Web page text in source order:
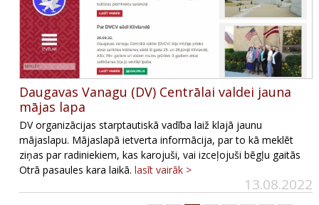
Daugavas Vanagu (DV) Centrālai valdei jauna
mājas lapa
DV organizācijas starptautiskā vadība laiž klajā jaunu
mājaslapu. Mājaslapā ietverta informācija, par to kā meklēt
ziņas par radiniekiem, kas karojuši, vai izceļojuši bēgļu gaitās
Otrā pasaules kara laikā. lasīt vairāk >
13.08.2022